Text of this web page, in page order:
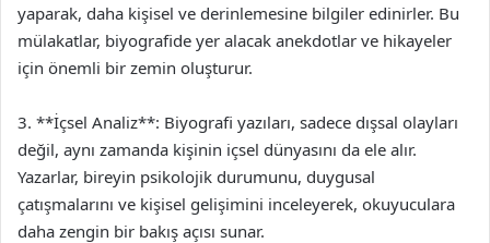
yaparak, daha kişisel ve derinlemesine bilgiler edinirler. Bu
mülakatlar, biyografide yer alacak anekdotlar ve hikayeler
için önemli bir zemin oluşturur.
3. **İçsel Analiz**: Biyografi yazıları, sadece dışsal olayları
değil, aynı zamanda kişinin içsel dünyasını da ele alır.
Yazarlar, bireyin psikolojik durumunu, duygusal
çatışmalarını ve kişisel gelişimini inceleyerek, okuyuculara
daha zengin bir bakış açısı sunar.